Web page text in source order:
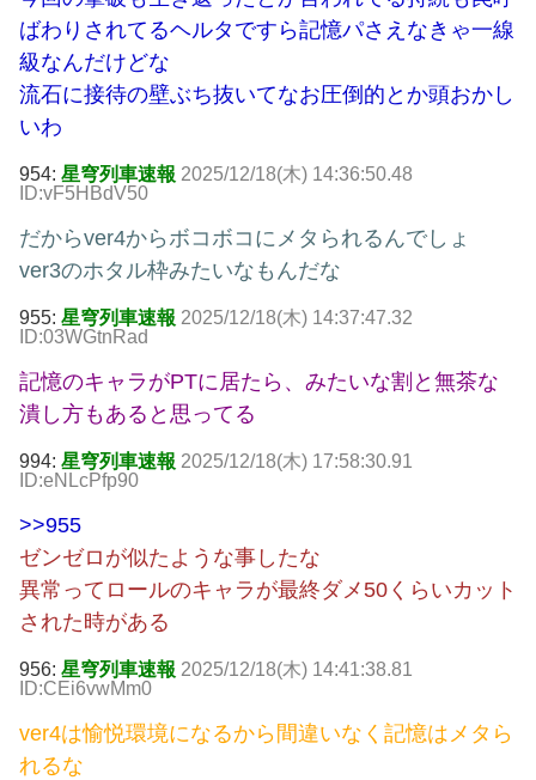
ばわりされてるヘルタですら記憶パさえなきゃ一線
級なんだけどな
流石に接待の壁ぶち抜いてなお圧倒的とか頭おかし
いわ
954: 星穹列車速報 2025/12/18(木) 14:36:50.48
ID:vF5HBdV50
だからver4からボコボコにメタられるんでしょ
ver3のホタル枠みたいなもんだな
955: 星穹列車速報 2025/12/18(木) 14:37:47.32
ID:03WGtnRad
記憶のキャラがPTに居たら、みたいな割と無茶な
潰し方もあると思ってる
994: 星穹列車速報 2025/12/18(木) 17:58:30.91
ID:eNLcPfp90
>>955
ゼンゼロが似たような事したな
異常ってロールのキャラが最終ダメ50くらいカット
された時がある
956: 星穹列車速報 2025/12/18(木) 14:41:38.81
ID:CEi6vwMm0
ver4は愉悦環境になるから間違いなく記憶はメタら
れるな